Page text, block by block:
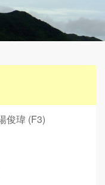
俊瑋 (F3)